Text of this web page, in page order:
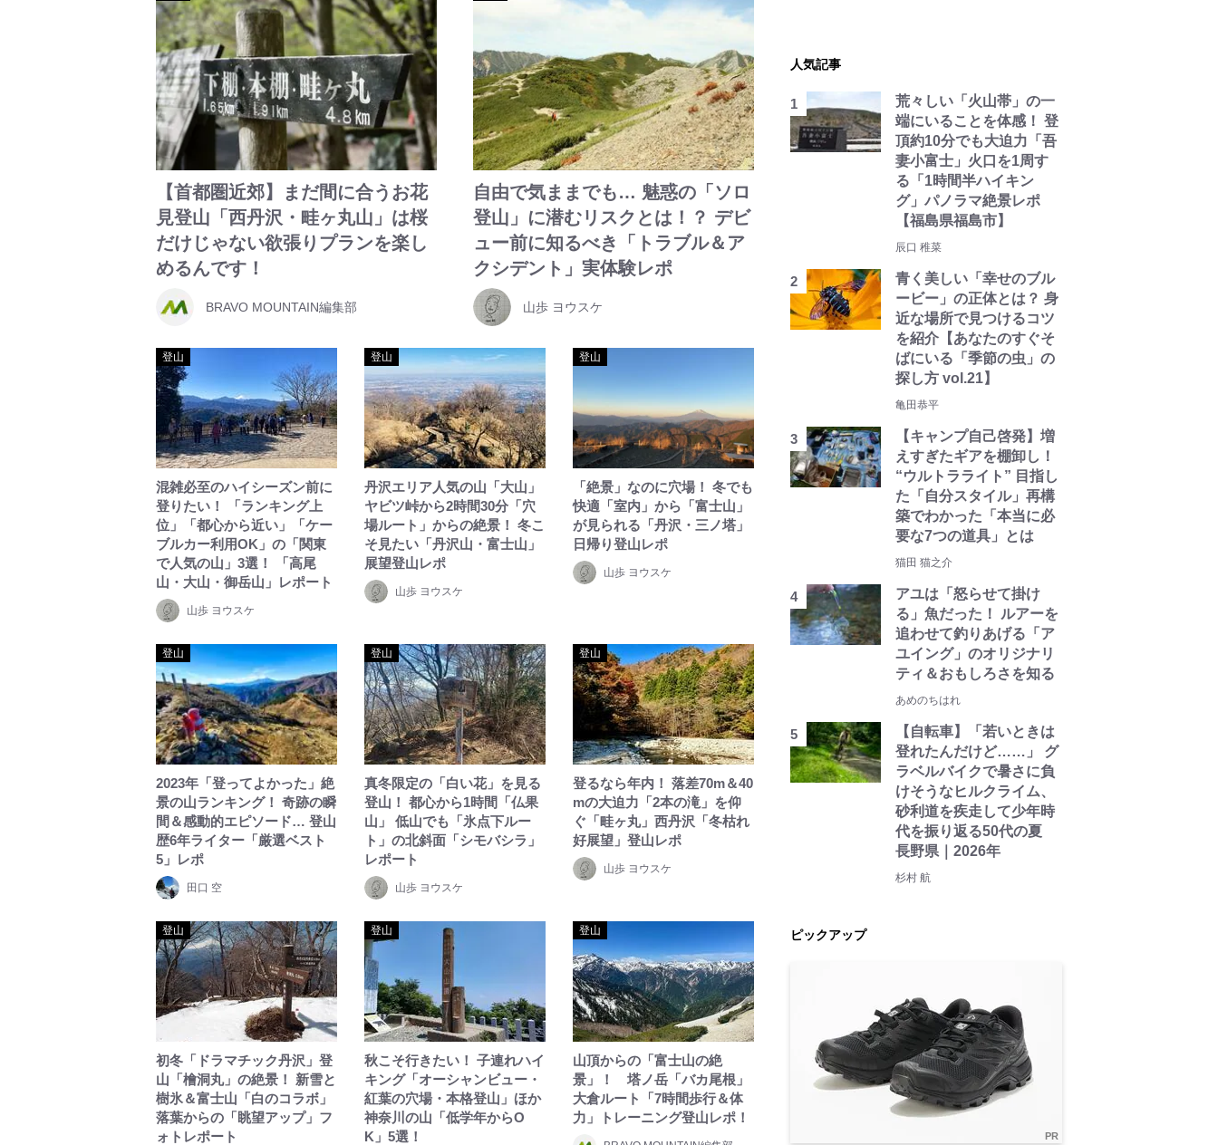
【首都圏近郊】まだ間に合うお花
見登山「西丹沢・畦ヶ丸山」は桜
だけじゃない欲張りプランを楽し
めるんです！
BRAVO MOUNTAIN編集部
自由で気ままでも… 魅惑の「ソロ
登山」に潜むリスクとは！？ デビ
ュー前に知るべき「トラブル＆ア
クシデント」実体験レポ
山歩 ヨウスケ
登山
混雑必至のハイシーズン前に
登りたい！ 「ランキング上
位」「都心から近い」「ケー
ブルカー利用OK」の「関東
で人気の山」3選！ 「高尾
山・大山・御岳山」レポート
山歩 ヨウスケ
登山
丹沢エリア人気の山「大山」
ヤビツ峠から2時間30分「穴
場ルート」からの絶景！ 冬こ
そ見たい「丹沢山・富士山」
展望登山レポ
山歩 ヨウスケ
登山
「絶景」なのに穴場！ 冬でも
快適「室内」から「富士山」
が見られる「丹沢・三ノ塔」
日帰り登山レポ
山歩 ヨウスケ
登山
2023年「登ってよかった」絶
景の山ランキング！ 奇跡の瞬
間＆感動的エピソード… 登山
歴6年ライター「厳選ベスト
5」レポ
田口 空
登山
真冬限定の「白い花」を見る
登山！ 都心から1時間「仏果
山」 低山でも「氷点下ルー
ト」の北斜面「シモバシラ」
レポート
山歩 ヨウスケ
登山
登るなら年内！ 落差70m＆40
mの大迫力「2本の滝」を仰
ぐ「畦ヶ丸」西丹沢「冬枯れ
好展望」登山レポ
山歩 ヨウスケ
登山
初冬「ドラマチック丹沢」登
山「檜洞丸」の絶景！ 新雪と
樹氷＆富士山「白のコラボ」
落葉からの「眺望アップ」フ
ォトレポート
登山
秋こそ行きたい！ 子連れハイ
キング「オーシャンビュー・
紅葉の穴場・本格登山」ほか
神奈川の山「低学年からO
K」5選！
登山
山頂からの「富士山の絶
景」！ 塔ノ岳「バカ尾根」
大倉ルート「7時間歩行＆体
力」トレーニング登山レポ！
人気記事
荒々しい「火山帯」の一
端にいることを体感！ 登
頂約10分でも大迫力「吾
妻小富士」火口を1周す
る「1時間半ハイキン
グ」パノラマ絶景レポ
【福島県福島市】
辰口 稚菜
青く美しい「幸せのブル
ービー」の正体とは？ 身
近な場所で見つけるコツ
を紹介【あなたのすぐそ
ばにいる「季節の虫」の
探し方 vol.21】
亀田恭平
【キャンプ自己啓発】増
えすぎたギアを棚卸し！
“ウルトラライト” 目指し
た「自分スタイル」再構
築でわかった「本当に必
要な7つの道具」とは
猫田 猫之介
アユは「怒らせて掛け
る」魚だった！ ルアーを
追わせて釣りあげる「ア
ユイング」のオリジナリ
ティ＆おもしろさを知る
あめのちはれ
【自転車】「若いときは
登れたんだけど……」 グ
ラベルバイクで暑さに負
けそうなヒルクライム、
砂利道を疾走して少年時
代を振り返る50代の夏
長野県｜2026年
杉村 航
ピックアップ
PR